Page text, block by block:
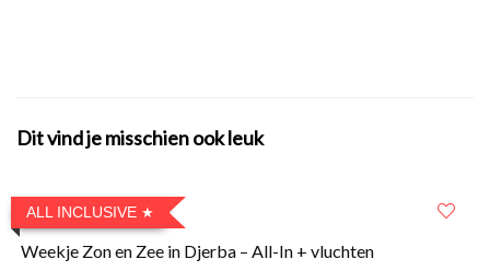
Dit vind je misschien ook leuk
ALL INCLUSIVE
Weekje Zon en Zee in Djerba – All-In + vluchten